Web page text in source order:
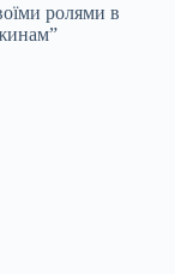
ролями в